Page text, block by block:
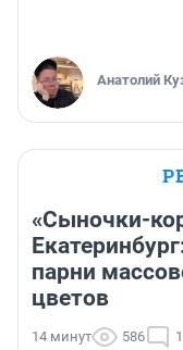
Анатолий
«Сыночки-
парни
цветов
14 минут 586 1